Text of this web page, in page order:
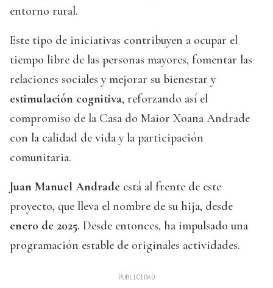
entorno rural.
Este tipo de iniciativas contribuyen a ocupar el
tiempo libre de las personas mayores, fomentar las
relaciones sociales y mejorar su bienestar y
estimulación cognitiva, reforzando así el
compromiso de la Casa do Maior Xoana Andrade
con la calidad de vida y la participación
comunitaria.
Juan Manuel Andrade está al frente de este
proyecto, que lleva el nombre de su hija, desde
enero de 2025. Desde entonces, ha impulsado una
programación estable de originales actividades.